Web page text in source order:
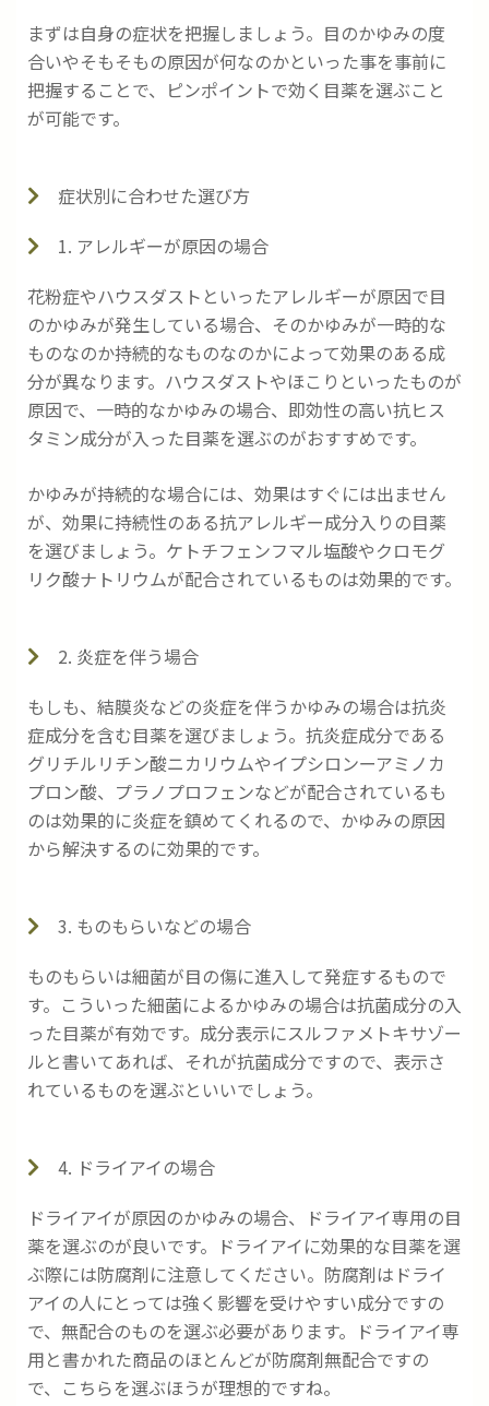
まずは自身の症状を把握しましょう。目のかゆみの度
合いやそもそもの原因が何なのかといった事を事前に
把握することで、ピンポイントで効く目薬を選ぶこと
が可能です。
症状別に合わせた選び方
1. アレルギーが原因の場合
花粉症やハウスダストといったアレルギーが原因で目
のかゆみが発生している場合、そのかゆみが一時的な
ものなのか持続的なものなのかによって効果のある成
分が異なります。ハウスダストやほこりといったものが
原因で、一時的なかゆみの場合、即効性の高い抗ヒス
タミン成分が入った目薬を選ぶのがおすすめです。
かゆみが持続的な場合には、効果はすぐには出ません
が、効果に持続性のある抗アレルギー成分入りの目薬
を選びましょう。ケトチフェンフマル塩酸やクロモグ
リク酸ナトリウムが配合されているものは効果的です。
2. 炎症を伴う場合
もしも、結膜炎などの炎症を伴うかゆみの場合は抗炎
症成分を含む目薬を選びましょう。抗炎症成分である
グリチルリチン酸ニカリウムやイプシロンーアミノカ
プロン酸、プラノプロフェンなどが配合されているも
のは効果的に炎症を鎮めてくれるので、かゆみの原因
から解決するのに効果的です。
3. ものもらいなどの場合
ものもらいは細菌が目の傷に進入して発症するもので
す。こういった細菌によるかゆみの場合は抗菌成分の入
った目薬が有効です。成分表示にスルファメトキサゾー
ルと書いてあれば、それが抗菌成分ですので、表示さ
れているものを選ぶといいでしょう。
4. ドライアイの場合
ドライアイが原因のかゆみの場合、ドライアイ専用の目
薬を選ぶのが良いです。ドライアイに効果的な目薬を選
ぶ際には防腐剤に注意してください。防腐剤はドライ
アイの人にとっては強く影響を受けやすい成分ですの
で、無配合のものを選ぶ必要があります。ドライアイ専
用と書かれた商品のほとんどが防腐剤無配合ですの
で、こちらを選ぶほうが理想的ですね。